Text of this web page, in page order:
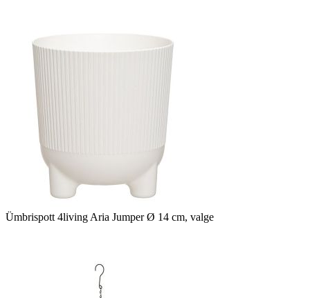
Ümbrispott 4living Aria Jumper Ø 14 cm, valge